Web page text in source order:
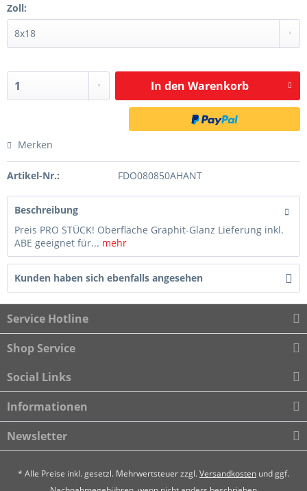
Zoll:
In den Warenkorb
Merken
Artikel-Nr.: FDO080850AHANT
Beschreibung
Preis PRO STÜCK! Oberfläche Graphit-Glanz Lieferung inkl.
ABE geeignet für... mehr
Kunden haben sich ebenfalls angesehen
Service Hotline
Shop Service
Social Links
Informationen
Newsletter
* Alle Preise inkl. gesetzl. Mehrwertsteuer zzgl.Versandkosten und ggf.